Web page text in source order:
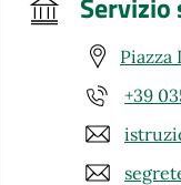
Piazza
+39